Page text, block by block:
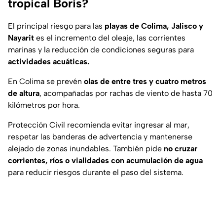
tropical Boris?
El principal riesgo para las playas de Colima, Jalisco y
Nayarit es el incremento del oleaje, las corrientes
marinas y la reducción de condiciones seguras para
actividades acuáticas.
En Colima se prevén olas de entre tres y cuatro metros
de altura, acompañadas por rachas de viento de hasta 70
kilómetros por hora.
Protección Civil recomienda evitar ingresar al mar,
respetar las banderas de advertencia y mantenerse
alejado de zonas inundables. También pide no cruzar
corrientes, ríos o vialidades con acumulación de agua
para reducir riesgos durante el paso del sistema.